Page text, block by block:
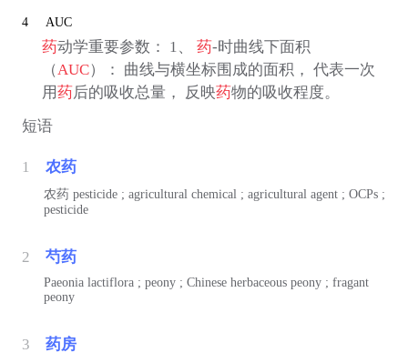
4 AUC
药动学重要参数： 1、 药-时曲线下面积
（AUC）： 曲线与横坐标围成的面积， 代表一次
用药后的吸收总量， 反映药物的吸收程度。
短语
1 农药
农药 pesticide ; agricultural chemical ; agricultural agent ; OCPs ;
pesticide
2 芍药
Paeonia lactiflora ; peony ; Chinese herbaceous peony ; fragant
peony
3 药房